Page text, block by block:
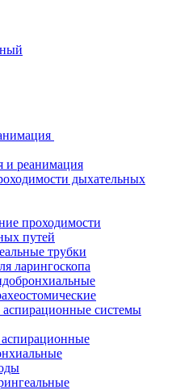
и реанимация
дыхательных
проходимости
путей
трубки
ларингоскопа
системы